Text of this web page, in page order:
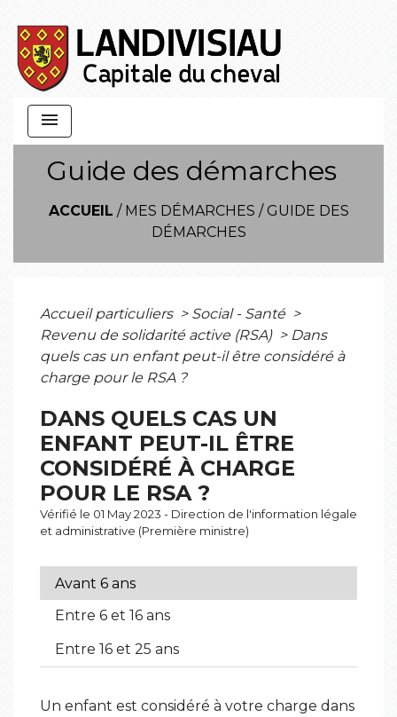
menu
Guide des démarches
ACCUEIL / MES DÉMARCHES / GUIDE DES
DÉMARCHES
Accueil particuliers > Social - Santé >
Revenu de solidarité active (RSA) > Dans
quels cas un enfant peut-il être considéré à
charge pour le RSA ?
DANS QUELS CAS UN
ENFANT PEUT-IL ÊTRE
CONSIDÉRÉ À CHARGE
POUR LE RSA ?
Vérifié le 01 May 2023 - Direction de l'information légale
et administrative (Première ministre)
Avant 6 ans
Entre 6 et 16 ans
Entre 16 et 25 ans
Un enfant est considéré à votre charge dans